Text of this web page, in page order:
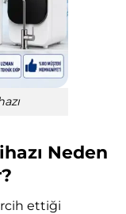
Neden
ettiği